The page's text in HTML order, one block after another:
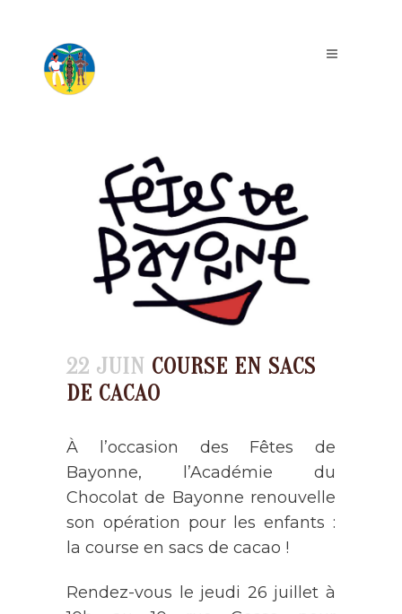
22 JUIN COURSE EN SACS
DE CACAO
À l’occasion des Fêtes de
Bayonne, l’Académie du
Chocolat de Bayonne renouvelle
son opération pour les enfants :
la course en sacs de cacao !
Rendez-vous le jeudi 26 juillet à